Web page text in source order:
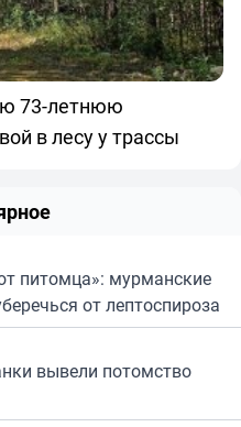
73-летнюю
в лесу у трассы
питомца»: мурманские
от лептоспироза
вывели потомство